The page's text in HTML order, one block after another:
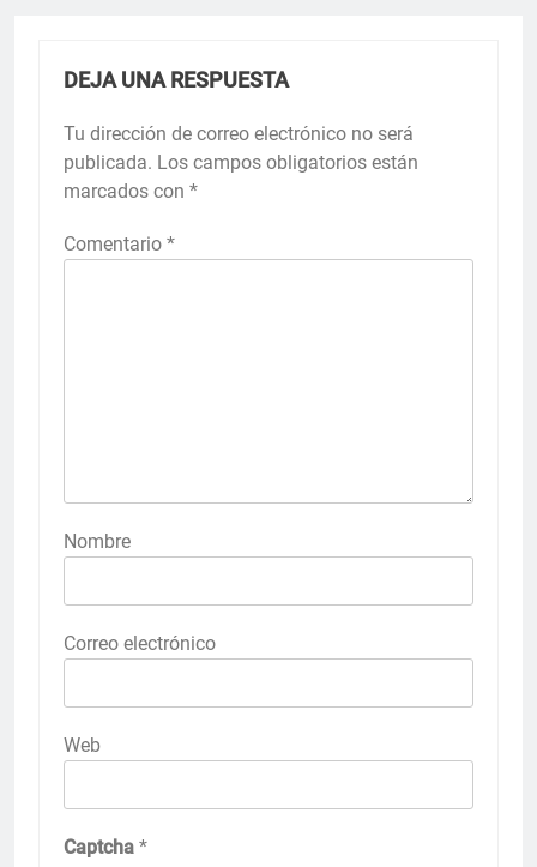
DEJA UNA RESPUESTA
Tu dirección de correo electrónico no será
publicada. Los campos obligatorios están
marcados con *
Comentario *
Nombre
Correo electrónico
Web
Captcha *